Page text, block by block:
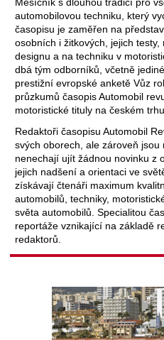
automobilovou techniku, který
časopisu je zaměřen na
osobních i žitkových, jejich
designu a na techniku v
dbá tým odborníků, včetně
prestižní evropské anketě Vůz
průzkumů časopis Automobil
motoristické tituly na českém trhu.
Redaktoři časopisu Automobil
svých oborech, ale zároveň
nenechají ujít žádnou novinku z
jejich nadšení a orientaci ve
získávají čtenáři maximum
automobilů, techniky,
světa automobilů. Specialitou
reportáže vznikající na základě
redaktorů.